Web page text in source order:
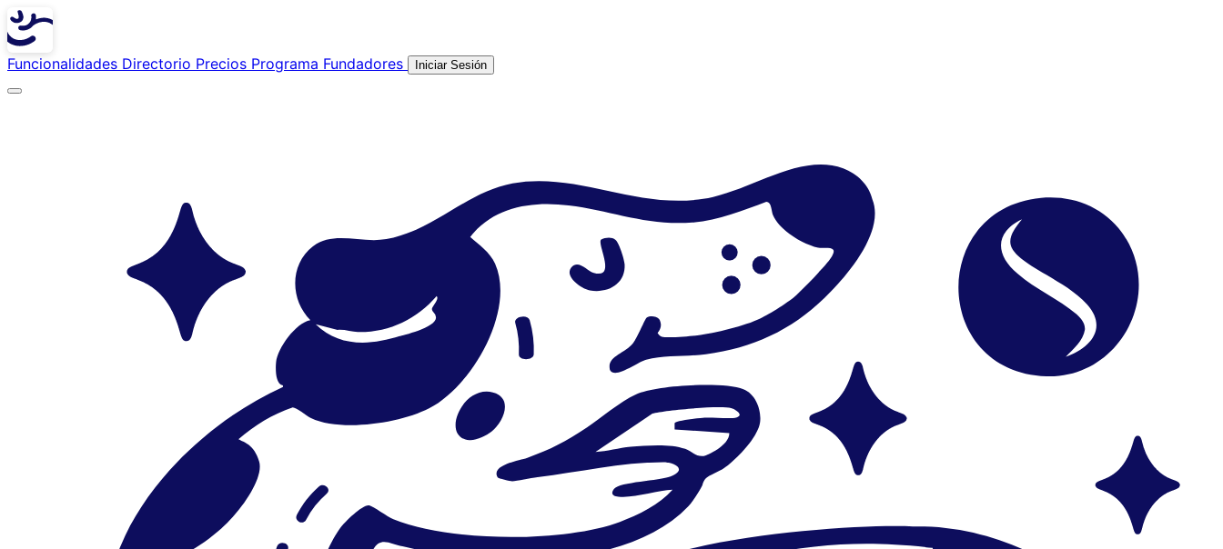
Funcionalidades Directorio Precios Programa Fundadores Iniciar Sesión